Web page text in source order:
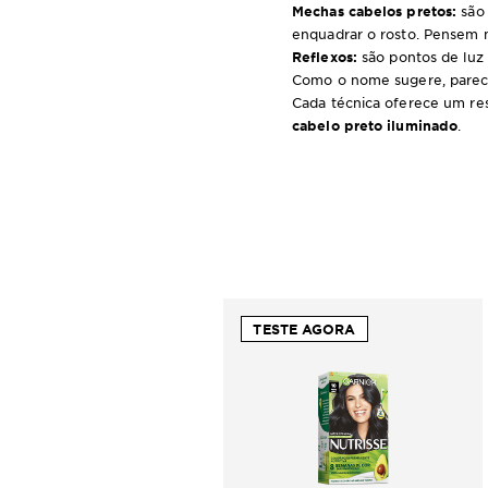
Mechas cabelos pretos:
enquadrar o rosto. Pensem
Reflexos: são pontos de
Como o nome sugere,
Cada técnica oferece um
cabelo preto iluminado
TESTE AGORA